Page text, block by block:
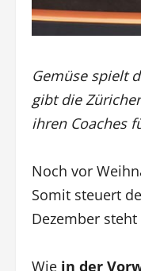
Gemüse spielt
gibt die
ihren Coaches
Noch vor
Somit steuert
Dezember
Wie in der